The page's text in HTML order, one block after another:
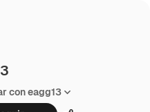
con eagg13